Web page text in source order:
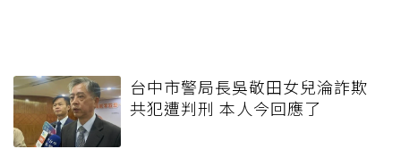
台中市警局長吳敬田女兒淪詐欺
共犯遭判刑 本人今回應了